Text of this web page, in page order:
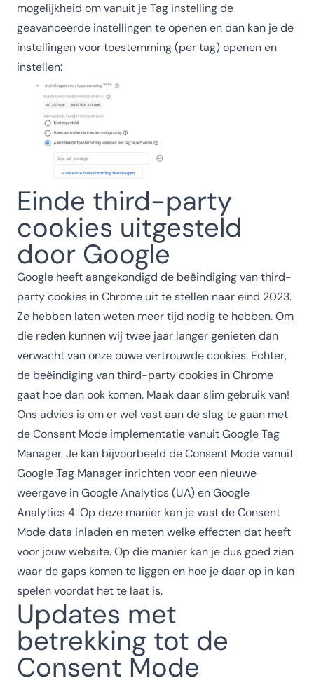
mogelijkheid om vanuit je Tag instelling de
geavanceerde instellingen te openen en dan kan je de
instellingen voor toestemming (per tag) openen en
instellen:
Einde third-party
cookies uitgesteld
door Google
Google heeft aangekondigd de beëindiging van third-
party cookies in Chrome uit te stellen naar eind 2023.
Ze hebben laten weten meer tijd nodig te hebben. Om
die reden kunnen wij twee jaar langer genieten dan
verwacht van onze ouwe vertrouwde cookies. Echter,
de beëindiging van third-party cookies in Chrome
gaat hoe dan ook komen. Maak daar slim gebruik van!
Ons advies is om er wel vast aan de slag te gaan met
de Consent Mode implementatie vanuit Google Tag
Manager. Je kan bijvoorbeeld de Consent Mode vanuit
Google Tag Manager inrichten voor een nieuwe
weergave in Google Analytics (UA) en Google
Analytics 4. Op deze manier kan je vast de Consent
Mode data inladen en meten welke effecten dat heeft
voor jouw website. Op die manier kan je dus goed zien
waar de gaps komen te liggen en hoe je daar op in kan
spelen voordat het te laat is.
Updates met
betrekking tot de
Consent Mode